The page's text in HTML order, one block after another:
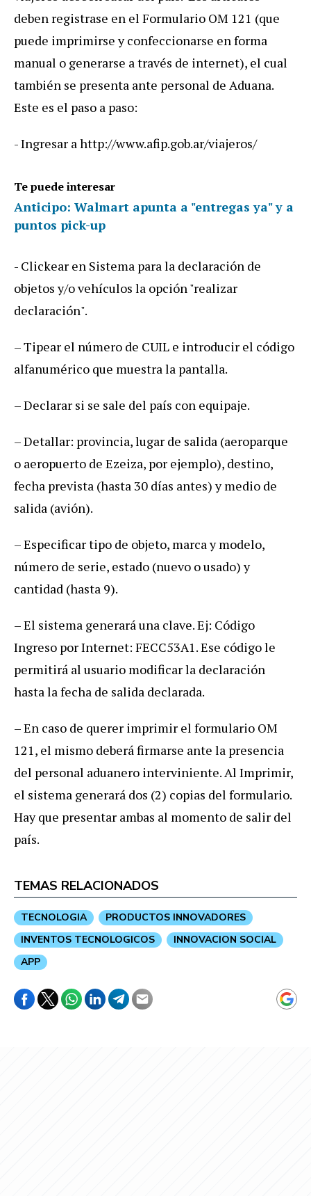
deben registrase en el Formulario OM 121 (que
puede imprimirse y confeccionarse en forma
manual o generarse a través de internet), el cual
también se presenta ante personal de Aduana.
Este es el paso a paso:
- Ingresar a http://www.afip.gob.ar/viajeros/
Te puede interesar
Anticipo: Walmart apunta a "entregas ya" y a
puntos pick-up
- Clickear en Sistema para la declaración de
objetos y/o vehículos la opción "realizar
declaración".
– Tipear el número de CUIL e introducir el código
alfanumérico que muestra la pantalla.
– Declarar si se sale del país con equipaje.
– Detallar: provincia, lugar de salida (aeroparque
o aeropuerto de Ezeiza, por ejemplo), destino,
fecha prevista (hasta 30 días antes) y medio de
salida (avión).
– Especificar tipo de objeto, marca y modelo,
número de serie, estado (nuevo o usado) y
cantidad (hasta 9).
– El sistema generará una clave. Ej: Código
Ingreso por Internet: FECC53A1. Ese código le
permitirá al usuario modificar la declaración
hasta la fecha de salida declarada.
– En caso de querer imprimir el formulario OM
121, el mismo deberá firmarse ante la presencia
del personal aduanero interviniente. Al Imprimir,
el sistema generará dos (2) copias del formulario.
Hay que presentar ambas al momento de salir del
país.
TEMAS RELACIONADOS
TECNOLOGIA
PRODUCTOS INNOVADORES
INVENTOS TECNOLOGICOS
INNOVACION SOCIAL
APP